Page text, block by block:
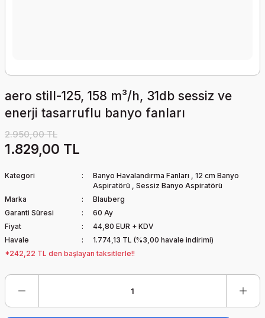
aero still-125, 158 m³/h, 31db sessiz ve
enerji tasarruflu banyo fanları
2.950,00 TL
1.829,00 TL
Kategori Banyo Havalandırma Fanları , 12 cm Banyo
Aspiratörü , Sessiz Banyo Aspiratörü
Marka
Blauberg
Garanti Süresi
60 Ay
Fiyat
44,80 EUR + KDV
Havale
1.774,13 TL (%3,00 havale indirimi)
*242,22 TL den başlayan taksitlerle!!